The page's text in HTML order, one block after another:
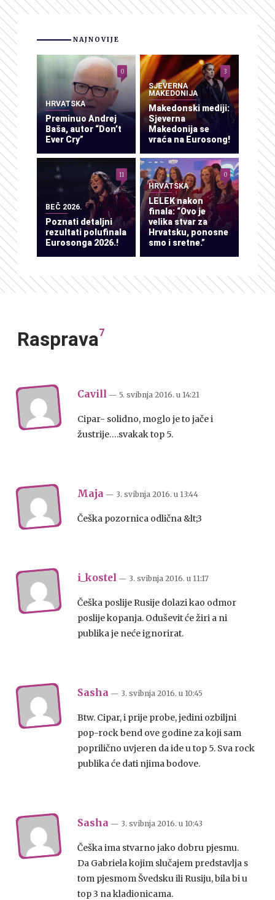
NAJNOVIJE
HRVATSKA
Preminuo Andrej
Baša, autor “Don’t
Ever Cry”
0
SJEVERNA
MAKEDONIJA
Makedonski mediji:
Sjeverna
Makedonija se
vraća na Eurosong!
3
BEČ 2026.
Poznati detaljni
rezultati polufinala
Eurosonga 2026.!
11
HRVATSKA
LELEK nakon
finala: “Ovo je
velika stvar za
Hrvatsku, ponosne
smo i sretne.”
0
Rasprava7
Cavill — 5. svibnja 2016. u 14:21
Cipar- solidno, moglo je to jače i
žustrije….svakak top 5.
Maja — 3. svibnja 2016. u 13:44
Češka pozornica odlična &lt;3
i_kostel — 3. svibnja 2016. u 11:17
Češka poslije Rusije dolazi kao odmor
poslije kopanja. Oduševit će žiri a ni
publika je neće ignorirat.
Sasha — 3. svibnja 2016. u 10:45
Btw. Cipar, i prije probe, jedini ozbiljni
pop-rock bend ove godine za koji sam
poprilično uvjeren da ide u top 5. Sva rock
publika će dati njima bodove.
Sasha — 3. svibnja 2016. u 10:43
Češka ima stvarno jako dobru pjesmu.
Da Gabriela kojim slučajem predstavlja s
tom pjesmom Švedsku ili Rusiju, bila bi u
top 3 na kladionicama.